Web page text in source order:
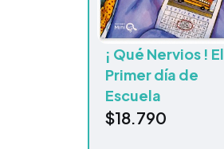
¡ Qué Nervios ! El
Primer día de
Escuela
$18.790